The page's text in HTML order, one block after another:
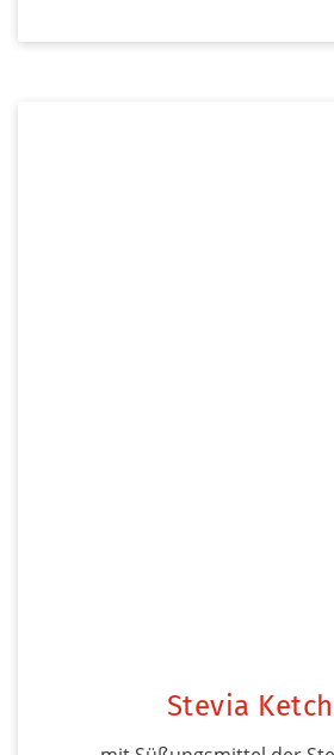
Stevia